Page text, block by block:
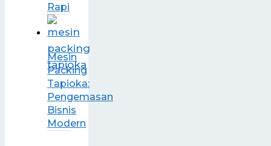
Rapi
Mesin
Packing
Tapioka:
Pengemasan
Bisnis
Modern